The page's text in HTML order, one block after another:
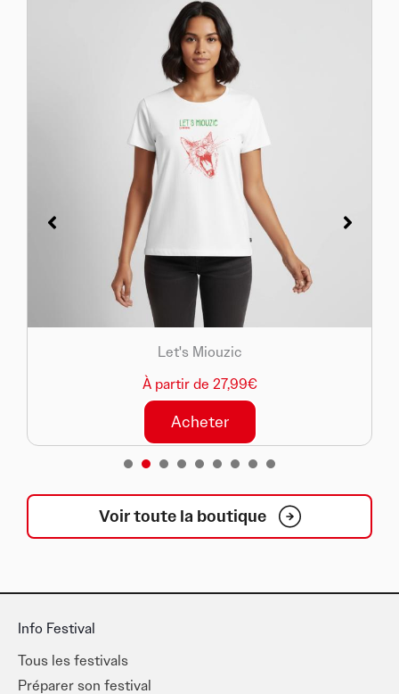
Let's Miouzic
À partir de 27,99€
Acheter
1
Voir toute la boutique
Info Festival
Tous les festivals
Préparer son festival